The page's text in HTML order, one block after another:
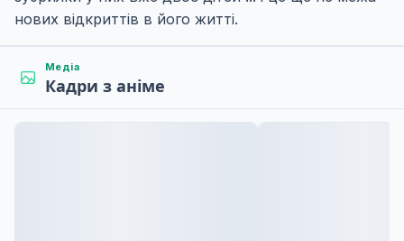
нових відкриттів в його житті.
Медіа
Кадри з аніме